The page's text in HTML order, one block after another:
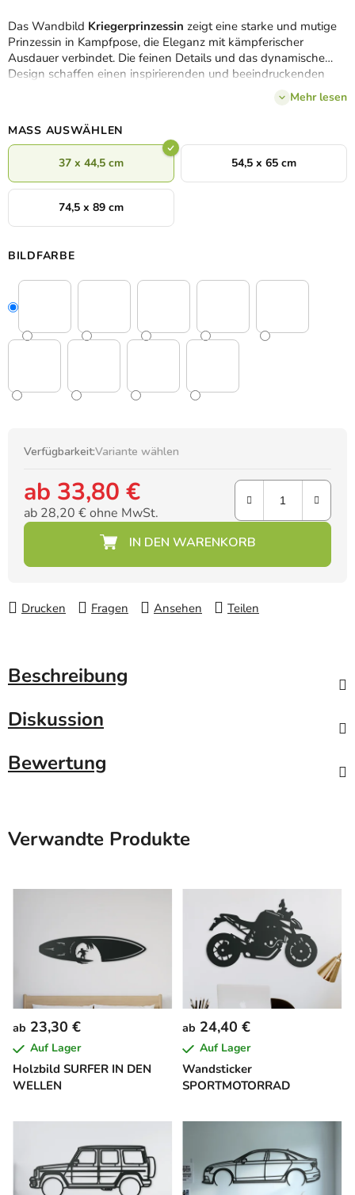
Das Wandbild Kriegerprinzessin zeigt eine starke und mutige
Prinzessin in Kampfpose, die Eleganz mit kämpferischer
Ausdauer verbindet. Die feinen Details und das dynamische
Design schaffen einen inspirierenden und beeindruckenden
visuellen Eindruck. Ein ideales Accessoire für alle, die die
Kombination von Schönheit und Stärke in KunstwerkenMehr lesen
MASS AUSWÄHLEN
37 x 44,5 cm 54,5 x 65 cm
74,5 x 89 cm
BILDFARBE
Verfügbarkeit:Variante wählen
ab 33,80 €
ab 28,20 €ohne MwSt.
Verkaufspreis:
Drucken Fragen Ansehen Teilen
Beschreibung
Diskussion
Bewertung
Verwandte Produkte
Holzbild SURFER IN DEN
WELLEN
ab 23,30 €
Auf Lager
Wandsticker
SPORTMOTORRAD
ab 24,40 €
Auf Lager